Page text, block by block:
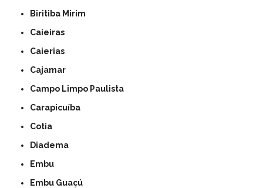
Biritiba Mirim
Caieiras
Caierias
Cajamar
Campo Limpo Paulista
Carapicuíba
Cotia
Diadema
Embu
Embu Guaçú